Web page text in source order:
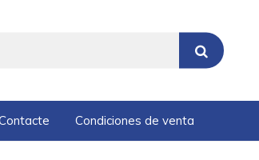
Condiciones de venta